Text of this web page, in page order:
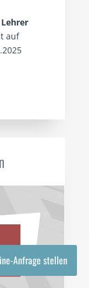
Anfrage stellen
auf